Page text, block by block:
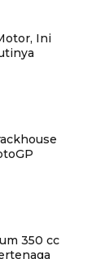
Ini
350 cc